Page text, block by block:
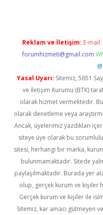
Reklam ve İletişim: E-mail:
forumhizmeti@gmail.com
Yasal Uyarı: Sitemiz, 5651
ve İletişim Kurumu (BTK)
olarak hizmet vermektedir.
olarak denetleme veya
Ancak, üyelerimiz yazdıkları
siteye üye olarak bu
sitesi, herhangi bir marka,
bulunmamaktadır. Sitede
paylaşılmaktadır. Burada yer
olup, gerçek kurum ve kişiler
Gerçek kurum ve kişiler ile
Sitemiz, kar amacı gütmeyen